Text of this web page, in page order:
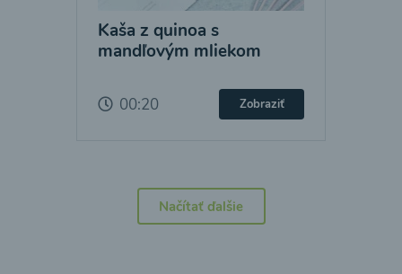
Kaša z quinoa s
mandľovým mliekom
00:20 Zobraziť
Načítať ďalšie